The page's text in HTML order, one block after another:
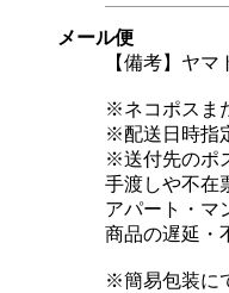
メール便
【備考】ヤ
※ネコポスま
※配送日時指
※送付先のポ
手渡しや不在
アパート・マ
商品の遅延・
※簡易包装に